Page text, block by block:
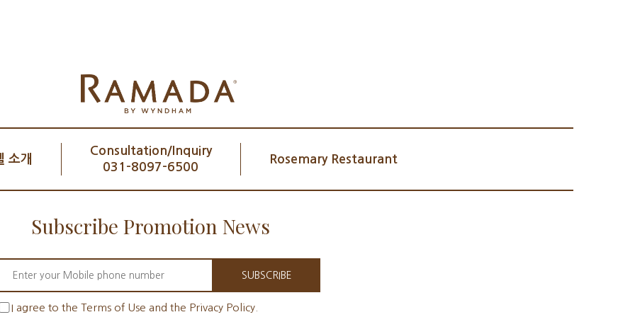
소개
Consultation/Inquiry
031-8097-6500
Rosemary Restaurant
Subscribe Promotion News
SUBSCRIBE
I agree to the Terms of Use and the Privacy Policy.